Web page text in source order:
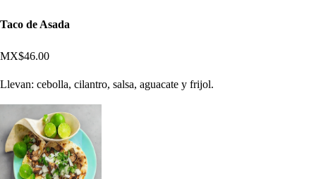
Taco de Asada
MX$46.00
Llevan: cebolla, cilantro, salsa, aguacate y frijol.